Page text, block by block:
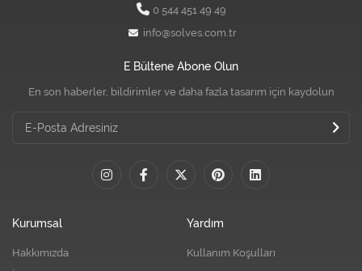
0 544 451 49 49
info@solves.com.tr
E Bültene Abone Olun
En son haberler, bildirimler ve daha fazla tasarım için kaydolun
Kurumsal
Hakkımızda
Yardım
Kullanım Koşulları